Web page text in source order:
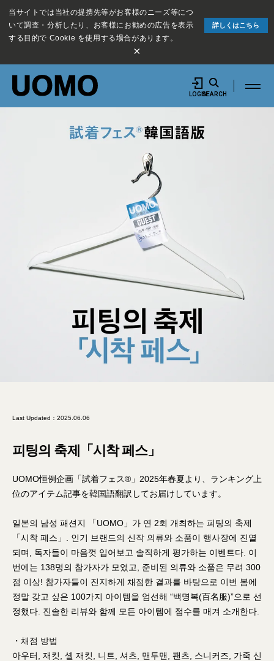
当サイトでは当社の提携先等がお客様のニーズ等につ
いて調査・分析したり、お客様にお勧めの広告を表示
する目的で Cookie を使用する場合があります。
詳しくはこちら
×
LOGINSEARCH
Last Updated： 2025.06.06
피팅의 축제「시착 페스」
UOMO恒例企画「試着フェス®」2025年春夏より、ランキング上
位のアイテム記事を韓国語翻訳してお届けしています。
일본의 남성 패션지 「UOMO」가 연 2회 개최하는 피팅의 축제
「시착 페스」. 인기 브랜드의 신작 의류와 소품이 행사장에 진열
되며, 독자들이 마음껏 입어보고 솔직하게 평가하는 이벤트다. 이
번에는 138명의 참가자가 모였고, 준비된 의류와 소품은 무려 300
점 이상! 참가자들이 진지하게 채점한 결과를 바탕으로 이번 봄에
정말 갖고 싶은 100가지 아이템을 엄선해 “백명복(百名服)”으로 선
정했다. 진솔한 리뷰와 함께 모든 아이템에 점수를 매겨 소개한다.
・채점 방법
아우터, 재킷, 셸 재킷, 니트, 셔츠, 맨투맨, 팬츠, 스니커즈, 가죽 신